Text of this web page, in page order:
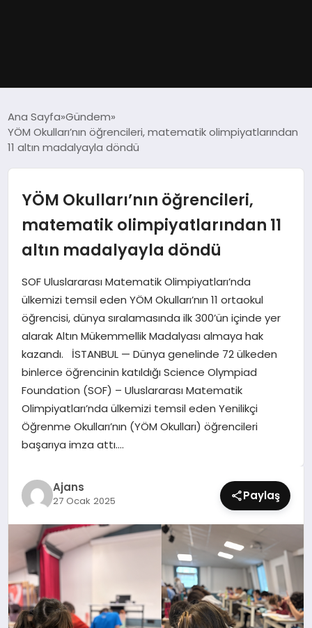
DÜNYA
MAGAZIN
SAĞLIK
SIYASET
SPOR
TEKNOLOJI
YAŞAM
Ana Sayfa Gündem
YÖM Okulları’nın öğrencileri, matematik olimpiyatlarından
11 altın madalyayla döndü
YÖM Okulları’nın öğrencileri,
matematik olimpiyatlarından 11
altın madalyayla döndü
SOF Uluslararası Matematik Olimpiyatları’nda
ülkemizi temsil eden YÖM Okulları’nın 11 ortaokul
öğrencisi, dünya sıralamasında ilk 300’ün içinde yer
alarak Altın Mükemmellik Madalyası almaya hak
kazandı. İSTANBUL — Dünya genelinde 72 ülkeden
binlerce öğrencinin katıldığı Science Olympiad
Foundation (SOF) – Uluslararası Matematik
Olimpiyatları’nda ülkemizi temsil eden Yenilikçi
Öğrenme Okulları’nın (YÖM Okulları) öğrencileri
başarıya imza attı….
Ajans
27 Ocak 2025 Paylaş